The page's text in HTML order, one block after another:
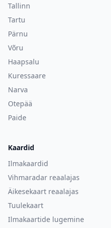
Tallinn
Tartu
Pärnu
Võru
Haapsalu
Kuressaare
Narva
Otepää
Paide
Kaardid
Ilmakaardid
Vihmaradar reaalajas
Äikesekaart reaalajas
Tuulekaart
Ilmakaartide lugemine